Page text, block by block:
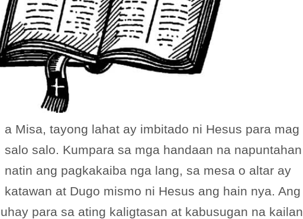
a Misa, tayong lahat ay imbitado ni Hesus para mag
salo salo. Kumpara sa mga handaan na napuntahan
natin ang pagkakaiba nga lang, sa mesa o altar ay
katawan at Dugo mismo ni Hesus ang hain nya. Ang
para sa ating kaligtasan at kabusugan na kailan